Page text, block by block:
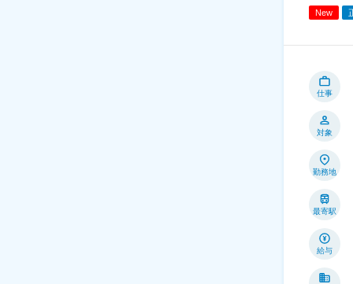
New
仕事
対象
勤務地
最寄駅
給与